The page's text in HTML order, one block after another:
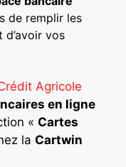
de remplir les
d’avoir vos
Agricole
en ligne
« Cartes
la Cartwin